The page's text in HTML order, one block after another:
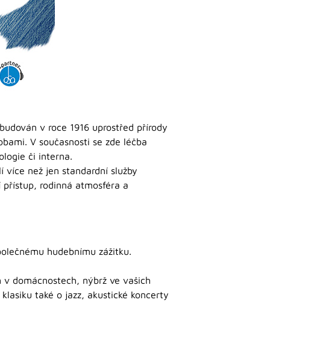
v roce 1916 uprostřed přírody
V současnosti se zde léčba
či interna.
více než jen standardní služby
rodinná atmosféra a
hudebnímu zážitku.
v domácnostech, nýbrž ve vašich
také o jazz, akustické koncerty